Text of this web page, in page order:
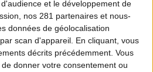
et le développement de
nos 281 partenaires et nous-
données de géolocalisation
scan d'appareil. En cliquant, vous
décrits précédemment. Vous
donner votre consentement ou